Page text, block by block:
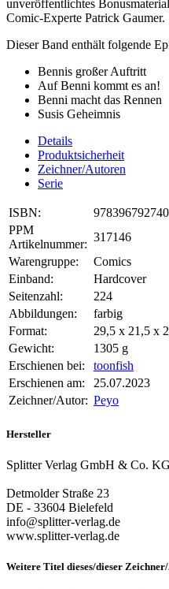
unveröffentlichtes
Comic-Experte Patrick Gaumer.
Dieser Band enthält folgende
Bennis großer Auftritt
Auf Benni kommt es an!
Benni macht das Rennen
Susis Geheimnis
Details
Produktsicherheit
Zeichner/Autoren
Serie
ISBN:
PPM
Artikelnummer:
317146
Warengruppe:
Comics
Einband:
Hardcover
Seitenzahl:
224
Abbildungen:
farbig
Format:
29,5 x 21,5 x
Gewicht:
1305 g
Erschienen bei:
toonfish
Erschienen am:
25.07.2023
Zeichner/Autor: Peyo
Hersteller
Splitter Verlag GmbH & Co. KG
Detmolder Straße 23
DE - 33604 Bielefeld
info@splitter-verlag.de
www.splitter-verlag.de
Weitere Titel dieses/dieser